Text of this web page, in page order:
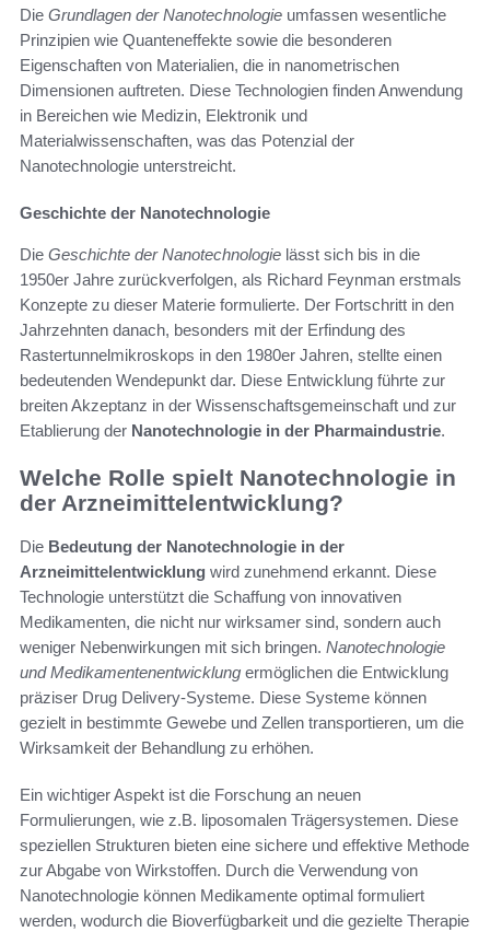
Die Grundlagen der Nanotechnologie umfassen wesentliche
Prinzipien wie Quanteneffekte sowie die besonderen
Eigenschaften von Materialien, die in nanometrischen
Dimensionen auftreten. Diese Technologien finden Anwendung
in Bereichen wie Medizin, Elektronik und
Materialwissenschaften, was das Potenzial der
Nanotechnologie unterstreicht.
Geschichte der Nanotechnologie
Die Geschichte der Nanotechnologie lässt sich bis in die
1950er Jahre zurückverfolgen, als Richard Feynman erstmals
Konzepte zu dieser Materie formulierte. Der Fortschritt in den
Jahrzehnten danach, besonders mit der Erfindung des
Rastertunnelmikroskops in den 1980er Jahren, stellte einen
bedeutenden Wendepunkt dar. Diese Entwicklung führte zur
breiten Akzeptanz in der Wissenschaftsgemeinschaft und zur
Etablierung der Nanotechnologie in der Pharmaindustrie.
Welche Rolle spielt Nanotechnologie in
der Arzneimittelentwicklung?
Die Bedeutung der Nanotechnologie in der
Arzneimittelentwicklung wird zunehmend erkannt. Diese
Technologie unterstützt die Schaffung von innovativen
Medikamenten, die nicht nur wirksamer sind, sondern auch
weniger Nebenwirkungen mit sich bringen. Nanotechnologie
und Medikamentenentwicklung ermöglichen die Entwicklung
präziser Drug Delivery-Systeme. Diese Systeme können
gezielt in bestimmte Gewebe und Zellen transportieren, um die
Wirksamkeit der Behandlung zu erhöhen.
Ein wichtiger Aspekt ist die Forschung an neuen
Formulierungen, wie z.B. liposomalen Trägersystemen. Diese
speziellen Strukturen bieten eine sichere und effektive Methode
zur Abgabe von Wirkstoffen. Durch die Verwendung von
Nanotechnologie können Medikamente optimal formuliert
werden, wodurch die Bioverfügbarkeit und die gezielte Therapie